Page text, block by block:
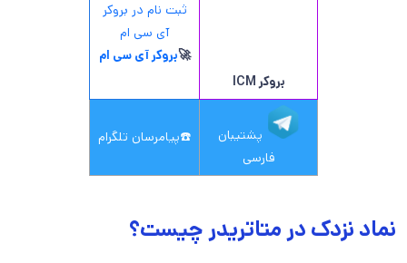
بروکر ICM
ثبت نام در بروکر
آی سی ام
🚀بروکر آی سی ام
پشتیبان
فارسی
☎️پیامرسان تلگرام
نماد نزدک در متاتریدر چیست؟